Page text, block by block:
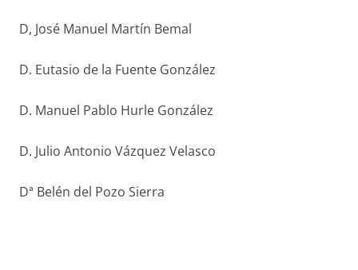
D, José Manuel Martín Bemal
D. Eutasio de la Fuente González
D. Manuel Pablo Hurle González
D. Julio Antonio Vázquez Velasco
Dª Belén del Pozo Sierra